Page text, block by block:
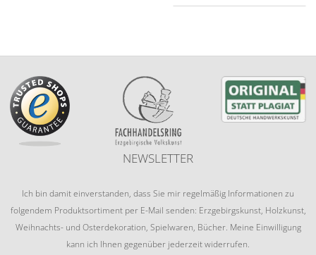
NEWSLETTER
Ich bin damit einverstanden, dass Sie mir regelmäßig Informationen zu
folgendem Produktsortiment per E-Mail senden: Erzgebirgskunst, Holzkunst,
Weihnachts- und Osterdekoration, Spielwaren, Bücher. Meine Einwilligung
kann ich Ihnen gegenüber jederzeit widerrufen.